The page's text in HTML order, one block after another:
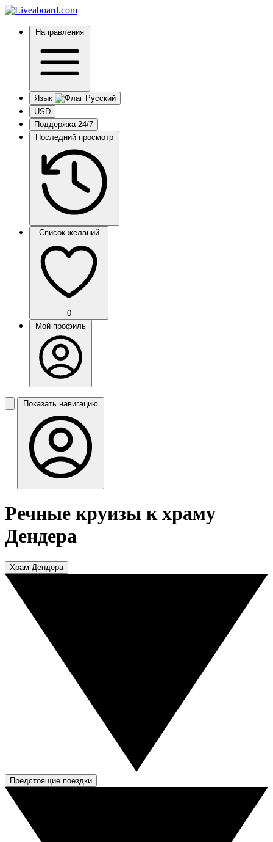
Направления
Язык
USD
Поддержка 24/7
Последний просмотр
Список желаний
0
Мой профиль
Показать навигацию
Речные круизы к храму
Дендера
Храм Дендера
Предстоящие поездки